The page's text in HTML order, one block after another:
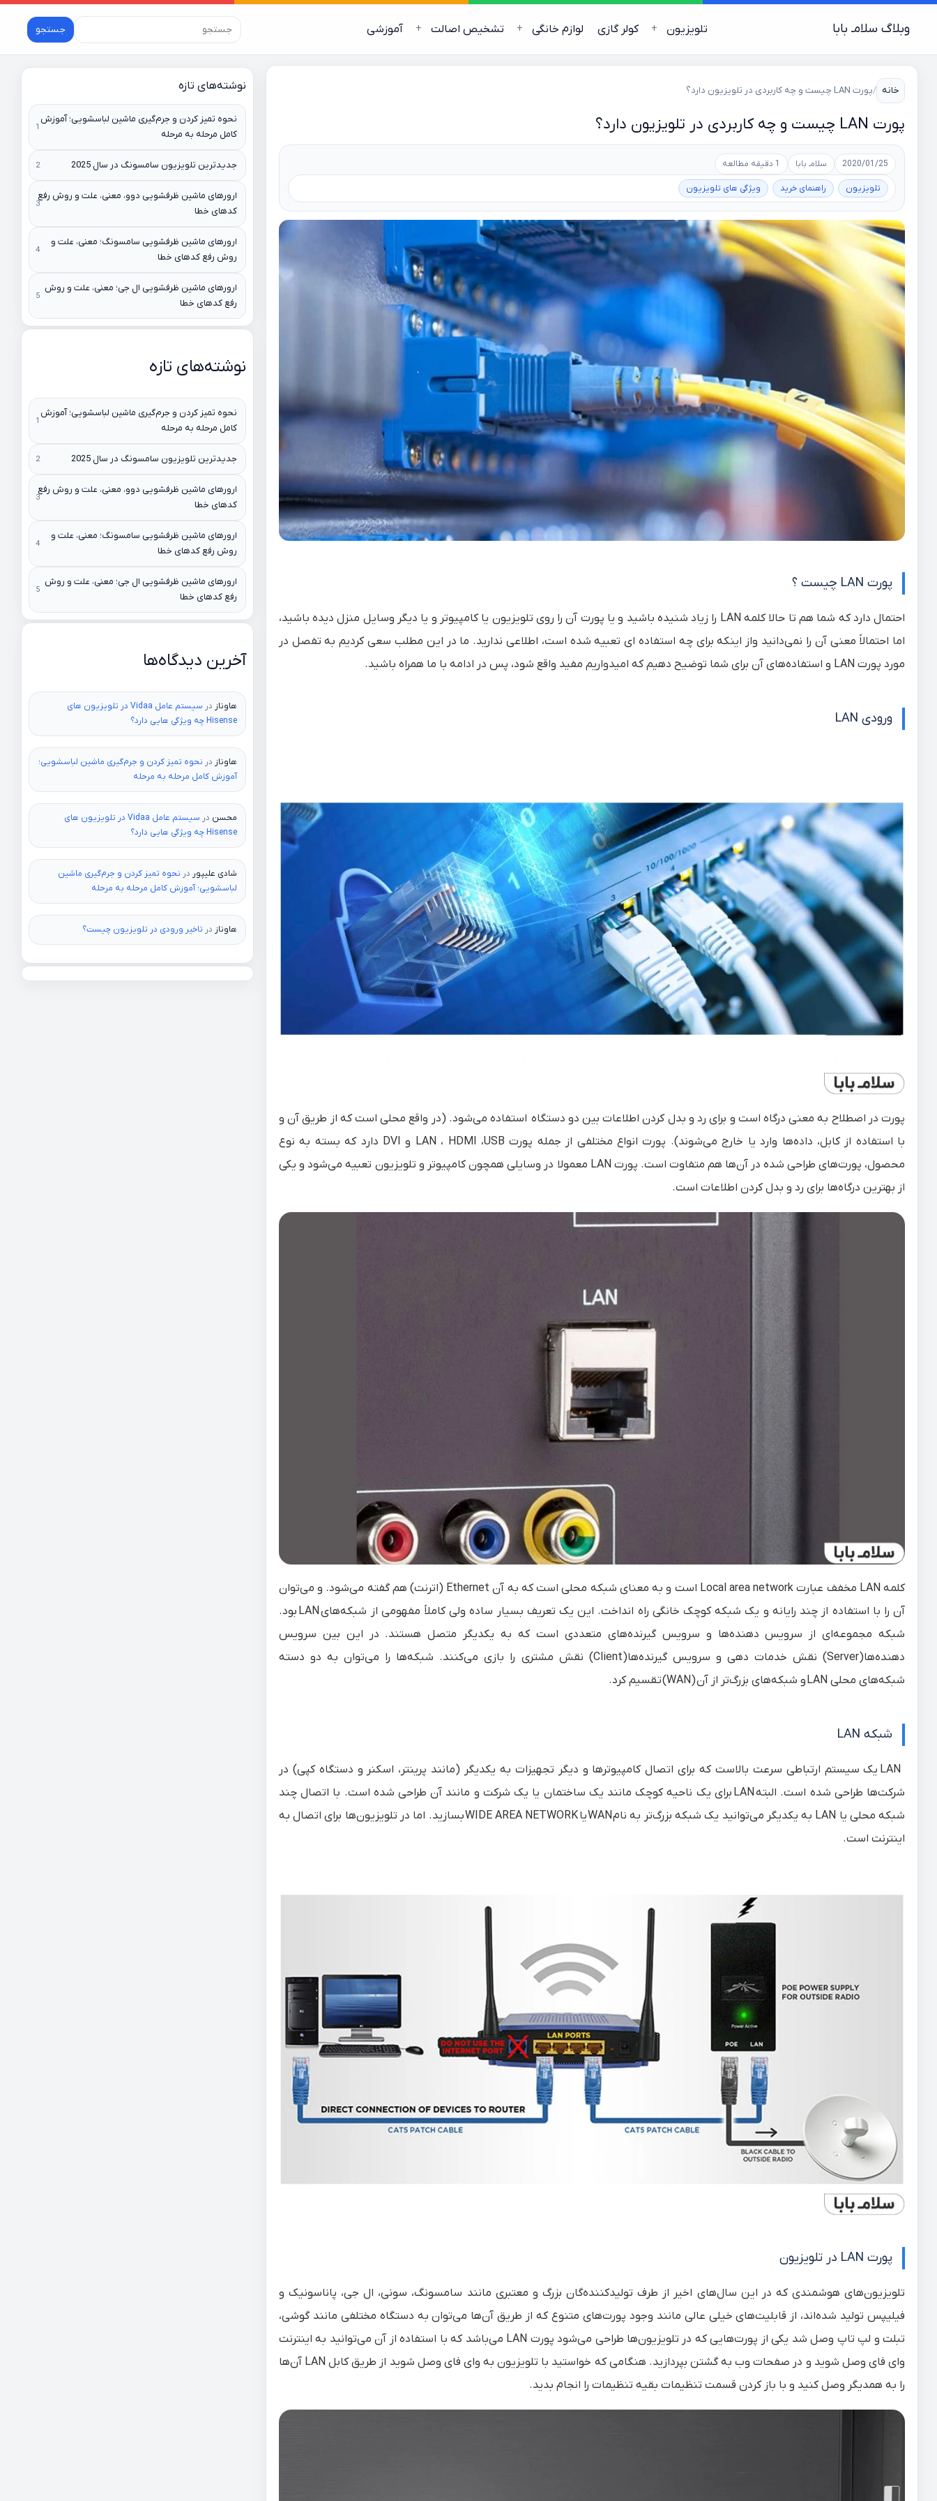
وبلاگ سلامـ بابا تلویزیون کولر گازی لوازم خانگی تشخیص اصالت آموزشی جستجو
خانه /پورت LAN چیست و چه کاربردی در تلویزیون دارد؟
پورت LAN چیست و چه کاربردی در تلویزیون دارد؟
2020/01/25 سلامـ بابا 1 دقیقه مطالعه
تلویزیون راهنمای خرید ویژگی های تلویزیون
پورت LAN چیست ؟
احتمال دارد که شما هم تا حالا کلمه LAN را زیاد شنیده باشید و یا پورت آن را روی تلویزیون یا کامپیوتر و یا دیگر وسایل منزل دیده باشید،
اما احتمالاً معنی آن را نمی‌دانید واز اینکه برای چه استفاده ای تعبیه شده است، اطلاعی ندارید. ما در این مطلب سعی کردیم به تفصل در
مورد پورت LAN و استفاده‌های آن برای شما توضیح دهیم که امیدواریم مفید واقع شود، پس در ادامه با ما همراه باشید.
ورودی LAN
پورت در اصطلاح به معنی درگاه است و برای رد و بدل کردن اطلاعات بین دو دستگاه استفاده می‌شود. (‏در واقع محلی است که از طریق آن و
با استفاده از کابل، داده‌ها وارد یا خارج می‌شوند). پورت انواع مختلفی از جمله پورت LAN ، HDMI ،USB و DVI دارد که بسته به نوع
محصول، پورت‌های طراحی شده در آن‌ها هم متفاوت است. پورت LAN معمولا در وسایلی همچون کامپیوتر و تلویزیون تعبیه می‌شود و یکی
از بهترین درگاه‌ها برای رد و بدل کردن اطلاعات است.
کلمه LAN مخفف عبارت Local area network است و به معنای شبکه محلی است که به آن Ethernet (اترنت) هم گفته می‌شود. و می‌توان
آن را با استفاده از چند رایانه و یک شبکه کوچک خانگی راه انداخت. این یک تعریف بسیار ساده ولی کاملاً مفهومی از شبکه‌هایLAN بود.
شبکه‌ مجموعه‌ای‌ از سرویس‌ دهنده‌ها و سرویس‌ گیرنده‌های‌ متعددی‌ است که‌ به‌ یکدیگر متصل‌ هستند. در این‌ بین‌ سرویس‌
دهنده‌ها(Server) نقش‌ خدمات‌ دهی‌ و سرویس‌ گیرنده‌ها(Client) نقش‌ مشتری‌ را بازی‌ می‌کنند. شبکه‌ها را می‌توان‌ به‌ دو دسته‌
شبکه‌های‌ محلی‌LANو شبکه‌های‌ بزرگ‌تر از آن‌(WAN)تقسیم‌ کرد.
شبکه LAN
LAN یک سیستم ارتباطی سرعت بالاست که برای اتصال کامپیوترها و دیگر تجهیزات به یکدیگر (مانند پرینتر، اسکنر و دستگاه کپی) در
شرکت‌ها طراحی شده است. البتهLAN برای یک ناحیه کوچک مانند یک ساختمان یا یک شرکت و مانند آن طراحی شده است. با اتصال چند
شبکه محلی یا LAN به یکدیگر می‌توانید یک شبکه بزرگ‌تر به نامWANیاWIDE AREA NETWORKبسازید. اما در تلویزیون‌ها برای اتصال به
اینترنت است.
پورت LAN در تلویزیون
تلویزیون‌های هوشمندی که در این سال‌های اخیر از طرف تولیدکننده‌گان بزرگ و معتبری مانند سامسونگ، سونی، ال جی، پاناسونیک و
فیلیپس تولید شده‌اند، از قابلیت‌های خیلی عالی مانند وجود پورت‌های متنوع که از طریق آن‌ها می‌توان به دستگاه مختلفی مانند گوشی،
تبلت و لپ تاپ وصل شد یکی از پورت‌هایی که در تلویزیون‌ها طراحی می‌شود پورت LAN می‌باشد که با استفاده از آن می‌توانید به اینترنت
وای فای وصل شوید و در صفحات وب به گشتن بپردازید. هنگامی که خواستید با تلویزیون به وای فای وصل شوید از طریق کابل LAN آن‌ها
را به همدیگر وصل کنید و با باز کردن قسمت تنظیمات بقیه تنظیمات را انجام بدید.
نوشته‌های تازه
نحوه تمیز کردن و جرم‌گیری ماشین لباسشویی؛ آموزش
کامل مرحله به مرحله
جدیدترین تلویزیون سامسونگ در سال 2025
ارورهای ماشین ظرفشویی دوو، معنی، علت و روش رفع
کدهای خطا
ارورهای ماشین ظرفشویی سامسونگ؛ معنی، علت و
روش رفع کدهای خطا
ارورهای ماشین ظرفشویی ال جی؛ معنی، علت و روش
رفع کدهای خطا
نوشته‌های تازه
نحوه تمیز کردن و جرم‌گیری ماشین لباسشویی؛ آموزش
کامل مرحله به مرحله
جدیدترین تلویزیون سامسونگ در سال 2025
ارورهای ماشین ظرفشویی دوو، معنی، علت و روش رفع
کدهای خطا
ارورهای ماشین ظرفشویی سامسونگ؛ معنی، علت و
روش رفع کدهای خطا
ارورهای ماشین ظرفشویی ال جی؛ معنی، علت و روش
رفع کدهای خطا
آخرین دیدگاه‌ها
هاوناز در
سیستم عامل Vidaa در تلویزیون های
Hisense چه ویژگی هایی دارد؟
هاوناز در نحوه تمیز کردن و جرم‌گیری ماشین لباسشویی؛
آموزش کامل مرحله به مرحله
محسن در
سیستم عامل Vidaa در تلویزیون های
Hisense چه ویژگی هایی دارد؟
شادی علیپور در نحوه تمیز کردن و جرم‌گیری ماشین
لباسشویی؛ آموزش کامل مرحله به مرحله
هاوناز در تاخیر ورودی در تلویزیون چیست؟